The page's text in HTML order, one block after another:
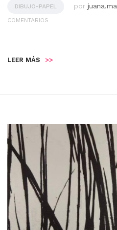
DIBUJO-PAPEL por
COMENTARIOS
LEER MÁS >>